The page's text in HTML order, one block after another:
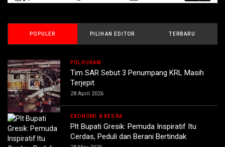
POPULER PILIHAN EDITOR TERBARU
POLHUKAM
Tim SAR Sebut 3 Penumpang KRL Masih
Terjepit
28 April 2026
EKONOMI & KESRA
Plt Bupati Gresik: Pemuda Inspiratif Itu
Cerdas, Peduli dan Berani Bertindak